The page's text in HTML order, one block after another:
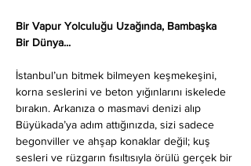
Bir Vapur Yolculuğu Uzağında, Bambaşka
Bir Dünya...
İstanbul’un bitmek bilmeyen keşmekeşini,
korna seslerini ve beton yığınlarını iskelede
bırakın. Arkanıza o masmavi denizi alıp
Büyükada’ya adım attığınızda, sizi sadece
begonviller ve ahşap konaklar değil; kuş
sesleri ve rüzgarın fısıltısıyla örülü gerçek bir